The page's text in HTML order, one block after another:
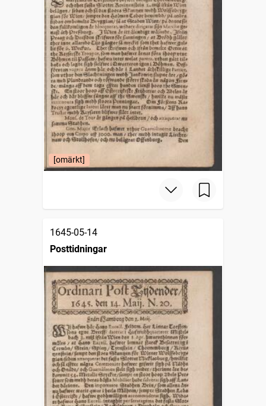
[omärkt]
1645-05-14
Posttidningar